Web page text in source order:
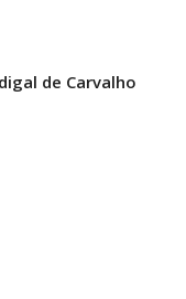
de Carvalho